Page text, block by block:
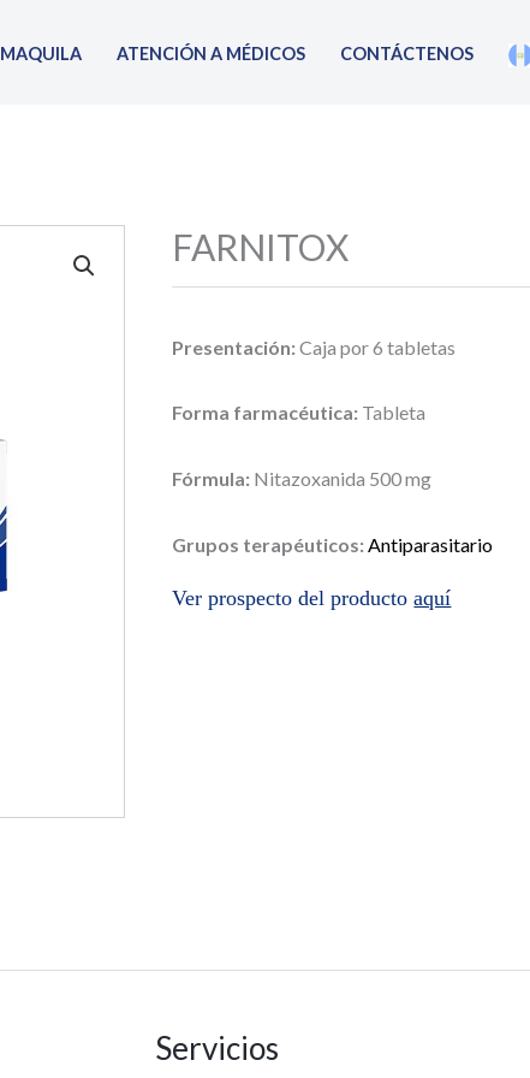
MAQUILA ATENCIÓN A MÉDICOS CONTÁCTENOS
FARNITOX
Presentación:Caja por 6 tabletas
Forma farmacéutica: Tableta
Fórmula: Nitazoxanida 500 mg
Grupos terapéuticos: Antiparasitario
Ver prospecto del productoaquí
Servicios